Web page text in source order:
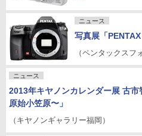
ニュース
写真展「
（ペンタックスフ
ニュース
2013年キヤノンカレンダー展 古
原始小笠原〜」
（キヤノンギャラリー福岡）